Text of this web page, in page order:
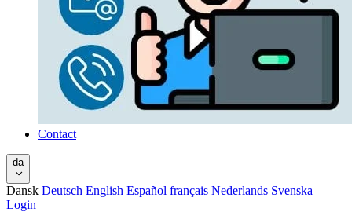
Contact
da
Dansk Deutsch English Español français Nederlands Svenska
Login